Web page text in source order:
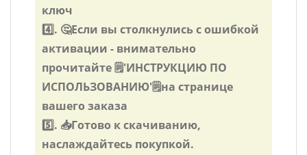
ключ
4️⃣. 🤔Если вы столкнулись с ошибкой
активации - внимательно
прочитайте 🗒️️'ИНСТРУКЦИЮ ПО
ИСПОЛЬЗОВАНИЮ'🗒️️на странице
вашего заказа
5️⃣. 📥Готово к скачиванию,
наслаждайтесь покупкой.